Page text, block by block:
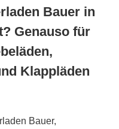
Bauer in
Genauso für
Klappläden
Bauer,